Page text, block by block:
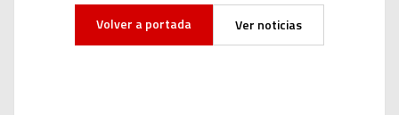
Volver a portada Ver noticias